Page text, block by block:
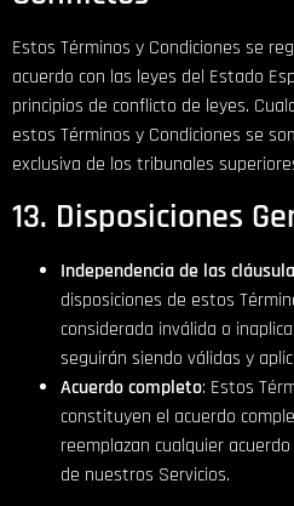
Estos Términos y Condiciones se
acuerdo con las leyes del Estado
principios de conflicto de leyes.
estos Términos y Condiciones se
exclusiva de los tribunales
13. Disposiciones
Independencia de las
disposiciones de estos
considerada inválida o
seguirán siendo válidas y
Acuerdo completo: Estos
constituyen el acuerdo
reemplazan cualquier
de nuestros Servicios.